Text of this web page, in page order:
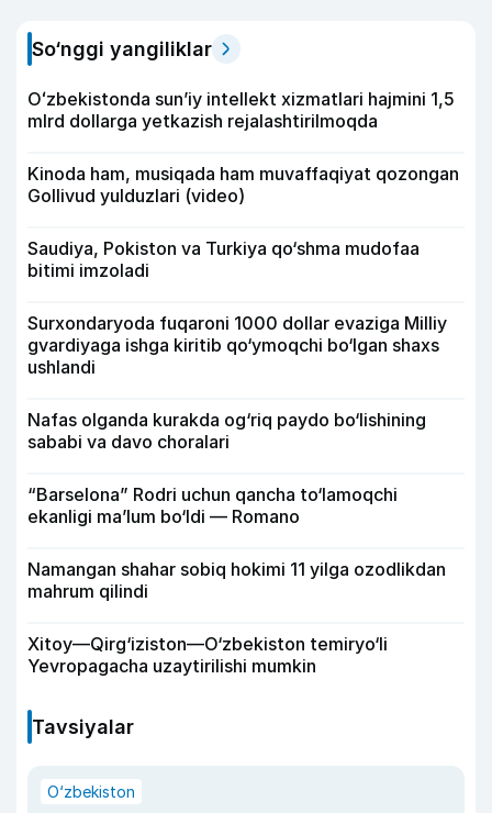
So‘nggi yangiliklar
Oʻzbekistonda sunʼiy intellekt xizmatlari hajmini 1,5
mlrd dollarga yetkazish rejalashtirilmoqda
Kinoda ham, musiqada ham muvaffaqiyat qozongan
Gollivud yulduzlari (video)
Saudiya, Pokiston va Turkiya qo‘shma mudofaa
bitimi imzoladi
Surxondaryoda fuqaroni 1000 dollar evaziga Milliy
gvardiyaga ishga kiritib qo‘ymoqchi bo‘lgan shaxs
ushlandi
Nafas olganda kurakda og‘riq paydo bo‘lishining
sababi va davo choralari
“Barselona” Rodri uchun qancha to‘lamoqchi
ekanligi ma’lum bo‘ldi — Romano
Namangan shahar sobiq hokimi 11 yilga ozodlikdan
mahrum qilindi
Xitoy—Qirg‘iziston—O‘zbekiston temiryo‘li
Yevropagacha uzaytirilishi mumkin
Tavsiyalar
O‘zbekiston